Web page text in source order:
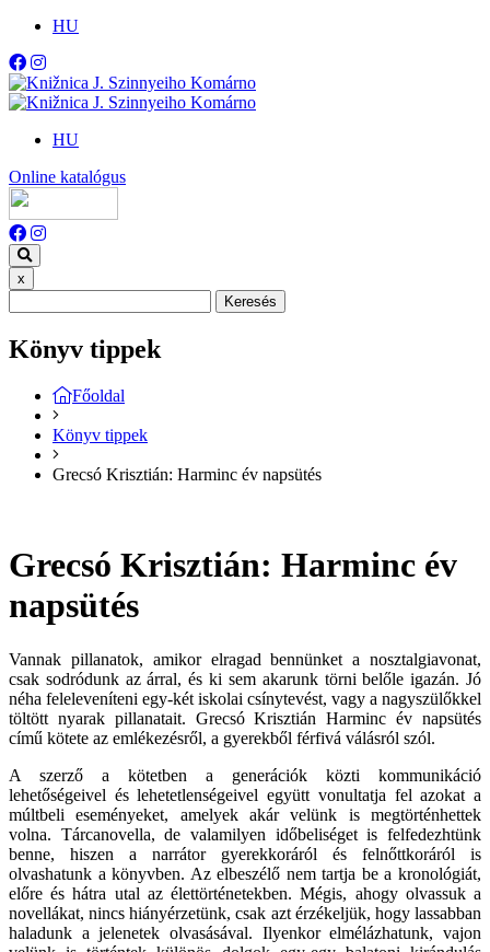
HU
HU
Online katalógus
x
Keresés
Könyv tippek
Főoldal
Könyv tippek
Grecsó Krisztián: Harminc év napsütés
Grecsó Krisztián: Harminc év
napsütés
Vannak pillanatok, amikor elragad bennünket a nosztalgiavonat,
csak sodródunk az árral, és ki sem akarunk törni belőle igazán. Jó
néha feleleveníteni egy-két iskolai csínytevést, vagy a nagyszülőkkel
töltött nyarak pillanatait. Grecsó Krisztián Harminc év napsütés
című kötete az emlékezésről, a gyerekből férfivá válásról szól.
A szerző a kötetben a generációk közti kommunikáció
lehetőségeivel és lehetetlenségeivel együtt vonultatja fel azokat a
múltbeli eseményeket, amelyek akár velünk is megtörténhettek
volna. Tárcanovella, de valamilyen időbeliséget is felfedezhtünk
benne, hiszen a narrátor gyerekkoráról és felnőttkoráról is
olvashatunk a könyvben. Az elbeszélő nem tartja be a kronológiát,
előre és hátra utal az élettörténetekben. Mégis, ahogy olvassuk a
novellákat, nincs hiányérzetünk, csak azt érzékeljük, hogy lassabban
haladunk a jelenetek olvasásával. Ilyenkor elmélázhatunk, vajon